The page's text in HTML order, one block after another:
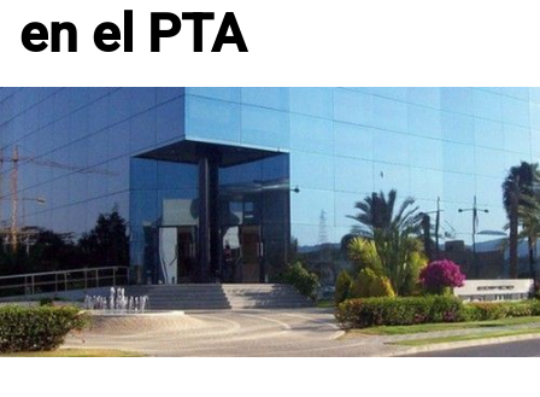
en el PTA